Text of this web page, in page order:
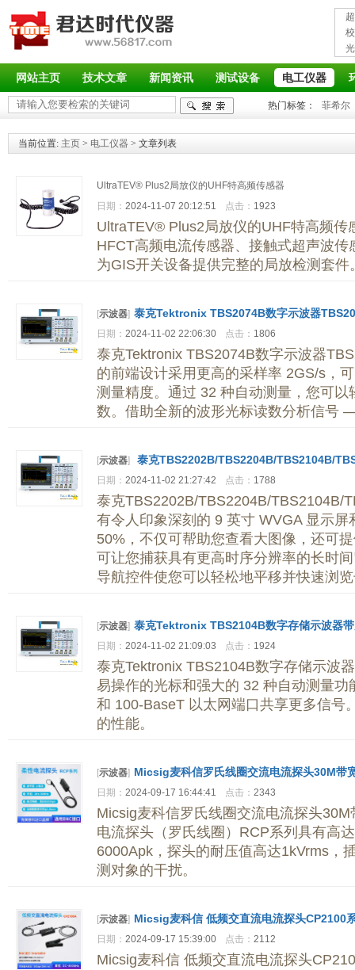
网站主页 技术文章 新闻资讯 测试设备 电工仪器
热门标签： 菲希尔
当前位置: 主页 > 电工仪器 > 文章列表
UltraTEV® Plus2局放仪的UHF特高频传感器
日期： 2024-11-07 20:12:51 点击： 1923
UltraTEV® Plus2局放仪的UHF特高频传
HFCT高频电流传感器、接触式超声波
为GIS开关设备提供完整的局放检测套件
[示波器] 泰克Tektronix TBS2074B数字示波器
日期： 2024-11-02 22:06:30 点击： 1806
泰克Tektronix TBS2074B数字示波器
的前端设计采用更高的采样率 2GS/s，
测量精度。通过 32 种自动测量，您可
数。借助全新的波形光标读数分析信号
[示波器] 泰克TBS2202B/TBS2204B/TBS2104B/
日期： 2024-11-02 21:27:42 点击： 1788
泰克TBS2202B/TBS2204B/TBS2104B/
有令人印象深刻的 9 英寸 WVGA 显示
50%，不仅可帮助您查看大图像，还可
可让您捕获具有更高时序分辨率的长时
导航控件使您可以轻松地平移并快速浏
[示波器] 泰克Tektronix TBS2104B数字存储示波器
日期： 2024-11-02 21:09:03 点击： 1924
泰克Tektronix TBS2104B数字存储示波
易操作的光标和强大的 32 种自动测量
和 100-BaseT 以太网端口共享更多信号
的性能。
[示波器] Micsig麦科信罗氏线圈交流电流探头30M带
日期： 2024-09-17 16:44:41 点击： 2343
Micsig麦科信罗氏线圈交流电流探头
电流探头（罗氏线圈）RCP系列具有高
6000Apk，探头的耐压值高达1kVrms，
测对象的干扰。
[示波器] Micsig麦科信 低频交直流电流探头CP2100
日期： 2024-09-17 15:39:00 点击： 2112
Micsig麦科信 低频交直流电流探头